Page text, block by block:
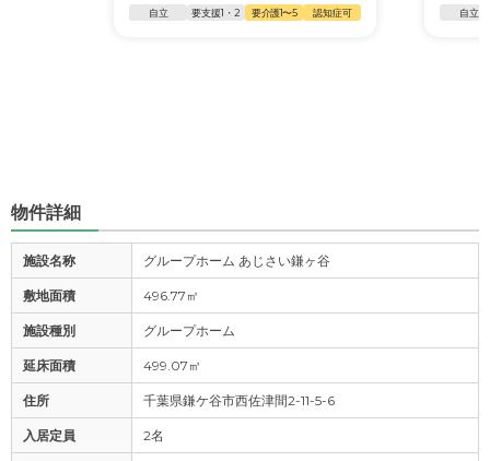
自立 要支援1・2 要介護1〜5 認知症可 自立
物件詳細
施設名称 グループホーム あじさい鎌ヶ谷
敷地面積 496.77㎡
施設種別 グループホーム
延床面積 499.07㎡
住所 千葉県鎌ケ谷市西佐津間2-11-5-6
入居定員 2名